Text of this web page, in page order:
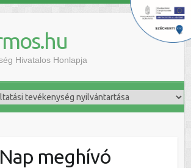
Hivatalos Honlapja
meghívó